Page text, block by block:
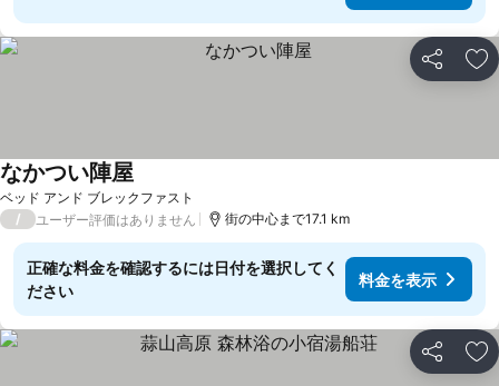
シェア お
ベッド アンド ブレックファスト
なかつい陣屋
/ ユーザー評価はありません 街の中心まで17.1 km
正確な料金を確認するには日付を選択してく
ださい
料金を表示
シェア お